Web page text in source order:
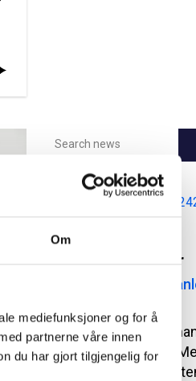
Om
mediefunksjoner og for å
partnerne våre innen
du har gjort tilgjengelig for
2026 2024
Pressemeldinger
NCC kjøper
NCC tar over
Greåker i Sarpsborg.
styrker NCC